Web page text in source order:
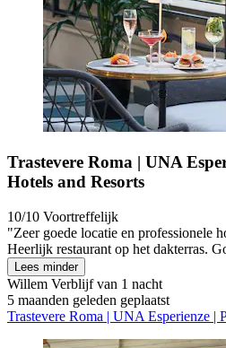
Trastevere Roma | UNA
Hotels and Resorts
10/10 Voortreffelijk
"Zeer goede locatie en professionele
Heerlijk restaurant op het dakterras.
Lees minder
Willem Verblijf van 1 nacht
5 maanden geleden geplaatst
Trastevere Roma | UNA Esperienze |